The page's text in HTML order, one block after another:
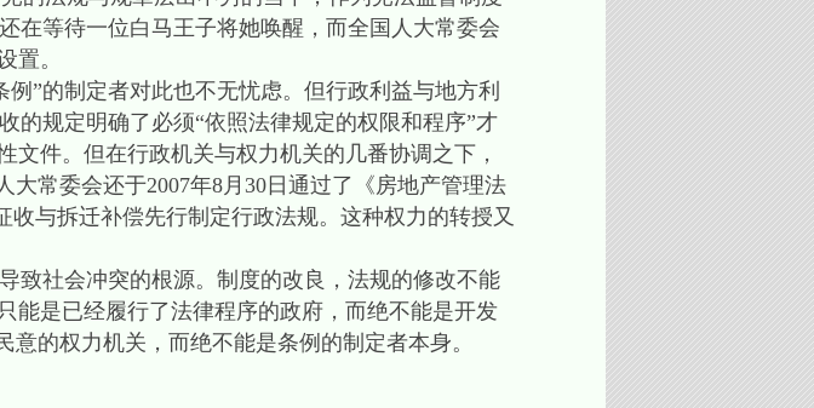
在等待一位白马王子将她唤醒，而全国人大常委会
置。
”的制定者对此也不无忧虑。但行政利益与地方利
的规定明确了必须“依照法律规定的权限和程序”才
件。但在行政机关与权力机关的几番协调之下，
常委会还于2007年8月30日通过了《房地产管理法
与拆迁补偿先行制定行政法规。这种权力的转授又
致社会冲突的根源。制度的改良，法规的修改不能
能是已经履行了法律程序的政府，而绝不能是开发
的权力机关，而绝不能是条例的制定者本身。